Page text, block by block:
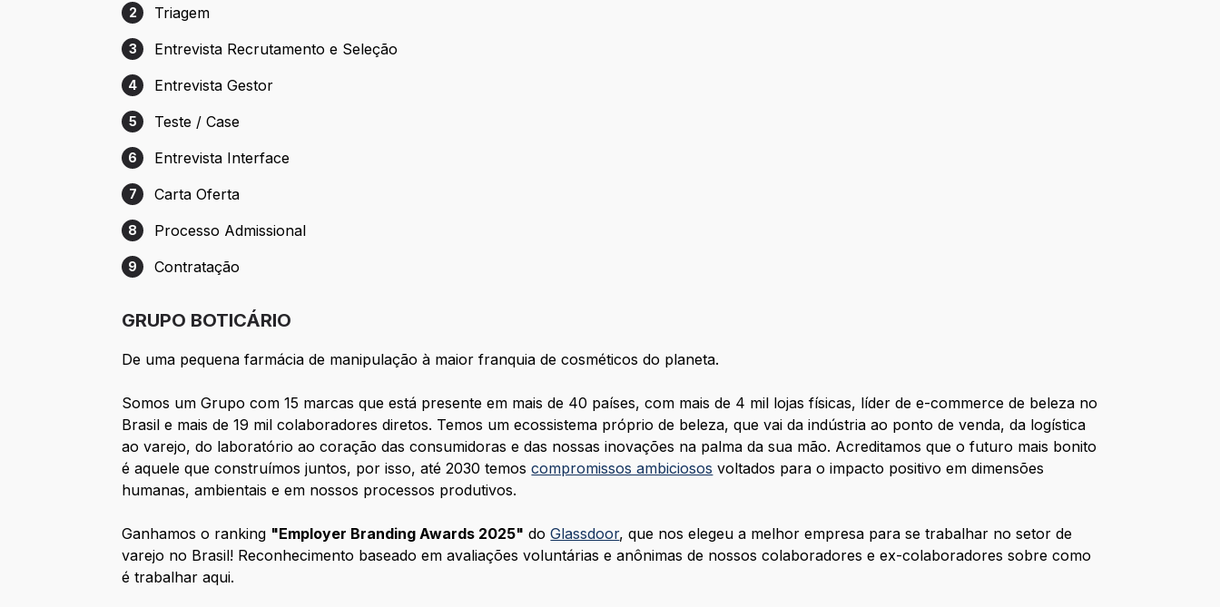
Etapa 2: Triagem
2 Triagem
Etapa 3: Entrevista Recrutamento e Seleção
3 Entrevista Recrutamento e Seleção
Etapa 4: Entrevista Gestor
4 Entrevista Gestor
Etapa 5: Teste / Case
5 Teste / Case
Etapa 6: Entrevista Interface
6 Entrevista Interface
Etapa 7: Carta Oferta
7 Carta Oferta
Etapa 8: Processo Admissional
8 Processo Admissional
Etapa 9: Contratação
9 Contratação
GRUPO BOTICÁRIO
De uma pequena farmácia de manipulação à maior franquia de cosméticos do planeta.
Somos um Grupo com 15 marcas que está presente em mais de 40 países, com mais de 4 mil lojas físicas, líder de e-commerce de beleza no
Brasil e mais de 19 mil colaboradores diretos. Temos um ecossistema próprio de beleza, que vai da indústria ao ponto de venda, da logística
ao varejo, do laboratório ao coração das consumidoras e das nossas inovações na palma da sua mão. Acreditamos que o futuro mais bonito
é aquele que construímos juntos, por isso, até 2030 temoscompromissos ambiciosos voltados para o impacto positivo em dimensões
humanas, ambientais e em nossos processos produtivos.
Ganhamos o ranking "Employer Branding Awards 2025" doGlassdoor, que nos elegeu a melhor empresa para se trabalhar no setor de
varejo no Brasil! Reconhecimento baseado em avaliações voluntárias e anônimas de nossos colaboradores e ex-colaboradores sobre como
é trabalhar aqui.